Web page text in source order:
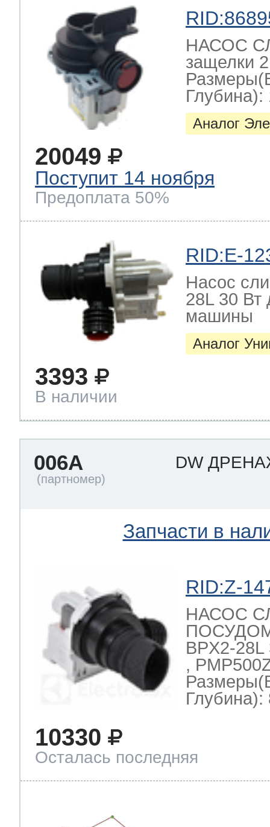
НАСОС
защелки
Глубина):
Аналог
20049
Поступит 14 ноября
Предоплата 50%
RID:E-
Насос
28L 30 Вт
машины
Аналог
3393
В наличии
006A DW
Запчасти в
RID:Z-
НАСОС
BPX2-
,
Глубина):
10330
Осталась последняя